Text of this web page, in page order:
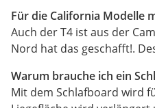
Für die California Modelle
Auch der T4 ist aus der
Nord hat das geschafft!.
Warum brauche ich ein
Mit dem Schlafboard wird